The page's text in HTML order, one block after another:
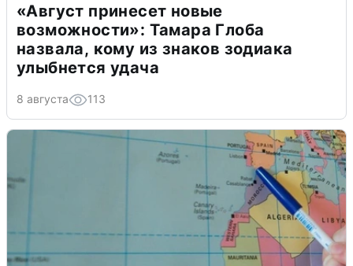
«Август принесет новые
возможности»: Тамара Глоба
назвала, кому из знаков зодиака
улыбнется удача
8 августа 113